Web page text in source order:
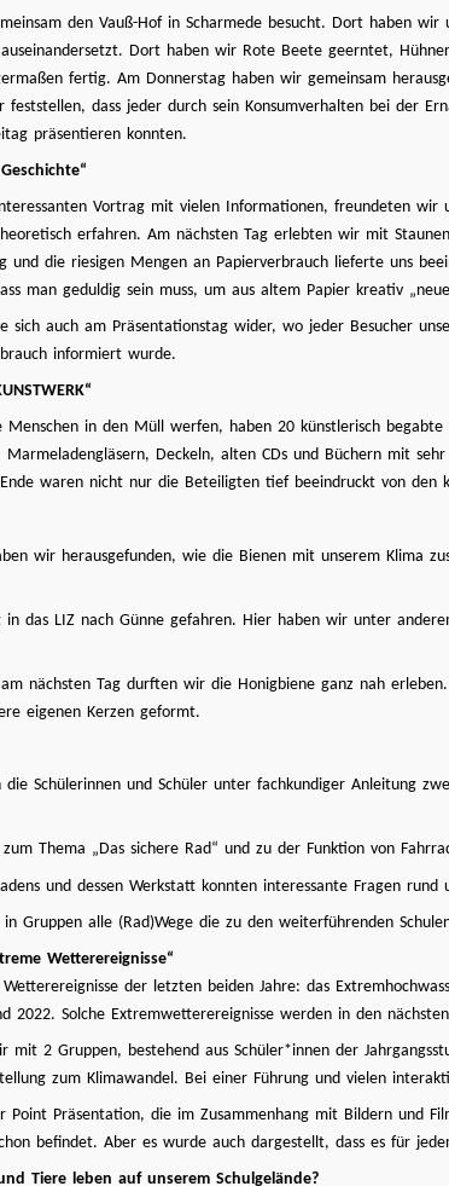
den Vauß-Hof in Scharmede besucht. Dort haben
Dort haben wir Rote Beete geerntet,
fertig. Am Donnerstag haben wir gemeinsam
dass jeder durch sein Konsumverhalten bei der
präsentieren konnten.
Vortrag mit vielen Informationen, freundeten
erfahren. Am nächsten Tag erlebten wir mit
und die riesigen Mengen an Papierverbrauch lieferte uns
man geduldig sein muss, um aus altem Papier kreativ
sich auch am Präsentationstag wider, wo jeder Besucher
informiert wurde.
in den Müll werfen, haben 20 künstlerisch
Marmeladengläsern, Deckeln, alten CDs und Büchern mit
waren nicht nur die Beteiligten tief beeindruckt von den
wir herausgefunden, wie die Bienen mit unserem Klima
in das LIZ nach Günne gefahren. Hier haben wir unter
nächsten Tag durften wir die Honigbiene ganz nah
eigenen Kerzen geformt.
Schülerinnen und Schüler unter fachkundiger Anleitung
Thema „Das sichere Rad“ und zu der Funktion von
und dessen Werkstatt konnten interessante Fragen
Gruppen alle (Rad)Wege die zu den weiterführenden
Wetterereignisse“
der letzten beiden Jahre: das
2022. Solche Extremwetterereignisse werden in den
mit 2 Gruppen, bestehend aus Schüler*innen der
zum Klimawandel. Bei einer Führung und vielen
Point Präsentation, die im Zusammenhang mit Bildern und
befindet. Aber es wurde auch dargestellt, dass es für
Tiere leben auf unserem Schulgelände?